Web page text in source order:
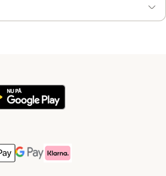
MethodMethod
Pay Payment Method
Google Pay Payment Method
Klarna Payment Method